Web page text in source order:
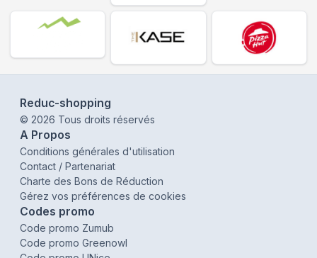
Reduc-shopping
© 2026 Tous droits réservés
A Propos
Conditions générales d'utilisation
Contact / Partenariat
Charte des Bons de Réduction
Gérez vos préférences de cookies
Codes promo
Code promo Zumub
Code promo Greenowl